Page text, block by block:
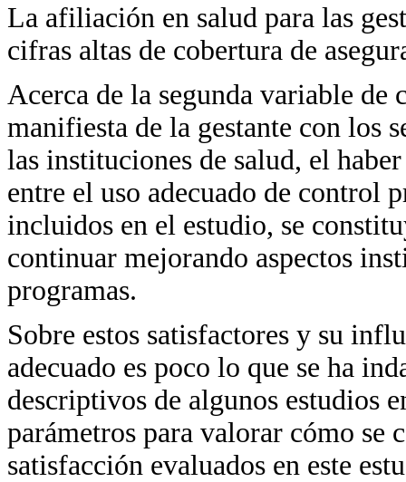
La afiliación en salud para las
cifras altas de cobertura de
Acerca de la segunda variable de
manifiesta de la gestante con los
las instituciones de salud, el
entre el uso adecuado de control
incluidos en el estudio, se
continuar mejorando aspectos
programas.
Sobre estos satisfactores y su
adecuado es poco lo que se ha
descriptivos de algunos estudios
parámetros para valorar cómo se
satisfacción evaluados en este